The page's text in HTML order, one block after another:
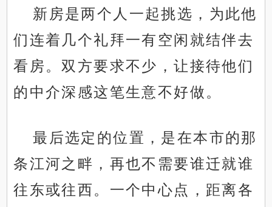
新房是两个人一起挑选，为此他
们连着几个礼拜一有空闲就结伴去
看房。双方要求不少，让接待他们
的中介深感这笔生意不好做。
最后选定的位置，是在本市的那
条江河之畔，再也不需要谁迁就谁
往东或往西。一个中心点，距离各